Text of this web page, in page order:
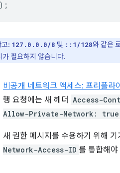
고: 127.0.0.0/8 및 ::1/128와 같은
가 필요하지 않습니다.
비공개 네트워크 액세스: 프리플라
행 요청에는 새 헤더 Access-
Allow-Private-Network: true
새 권한 메시지를 수용하기 위해
Network-Access-ID 를 통합해